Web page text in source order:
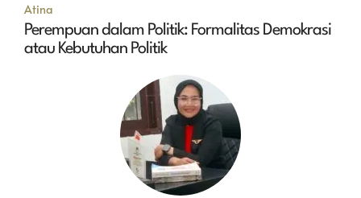
Atina
Perempuan dalam Politik: Formalitas Demokrasi
atau Kebutuhan Politik